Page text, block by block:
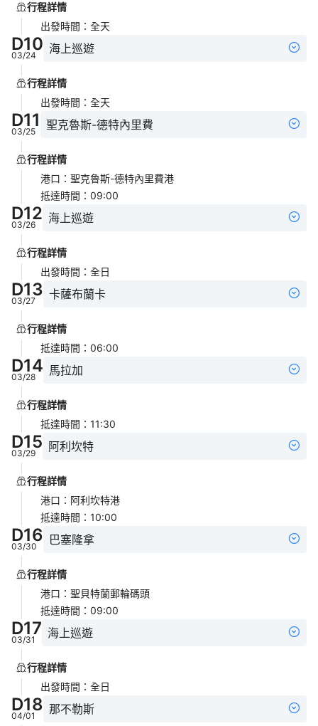
行程詳情
出發時間 ： 全天
D10
03/24 海上巡遊
行程詳情
出發時間 ： 全天
D11
03/25 聖克魯斯-德特內里費
行程詳情
港口 ： 聖克魯斯-德特內里費港
抵達時間 ： 09:00
D12
03/26 海上巡遊
行程詳情
出發時間 ： 全日
D13
03/27 卡薩布蘭卡
行程詳情
抵達時間 ： 06:00
D14
03/28 馬拉加
行程詳情
抵達時間 ： 11:30
D15
03/29 阿利坎特
行程詳情
港口 ： 阿利坎特港
抵達時間 ： 10:00
D16
03/30 巴塞隆拿
行程詳情
港口 ： 聖貝特蘭郵輪碼頭
抵達時間 ： 09:00
D17
03/31 海上巡遊
行程詳情
出發時間 ： 全日
D18
04/01 那不勒斯